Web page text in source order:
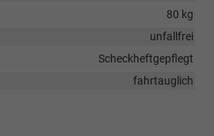
80 kg
unfallfrei
Scheckheftgepflegt
fahrtauglich